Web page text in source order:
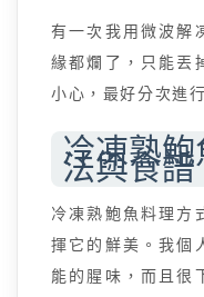
有一次我用微波解
緣都爛了，只能丟
小心，最好分次進
冷凍熟
法與食譜
冷凍熟鮑魚料理方
揮它的鮮美。我個
能的腥味，而且很